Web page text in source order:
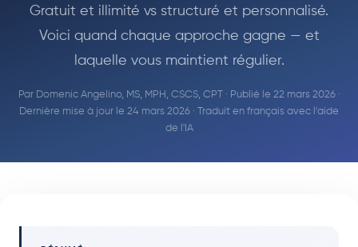
Gratuit et illimité vs structuré et personnalisé.
Voici quand chaque approche gagne — et
laquelle vous maintient régulier.
Par Domenic Angelino, MS, MPH, CSCS, CPT· Publié le 22 mars 2026 ·
Dernière mise à jour le 24 mars 2026 · Traduit en français avec l'aide
de l'IA